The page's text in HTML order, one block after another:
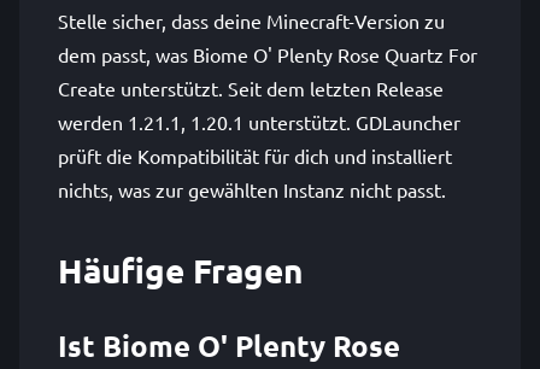
Stelle sicher, dass deine Minecraft-Version zu
dem passt, was Biome O' Plenty Rose Quartz For
Create unterstützt. Seit dem letzten Release
werden 1.21.1, 1.20.1 unterstützt. GDLauncher
prüft die Kompatibilität für dich und installiert
nichts, was zur gewählten Instanz nicht passt.
Häufige Fragen
Ist Biome O' Plenty Rose